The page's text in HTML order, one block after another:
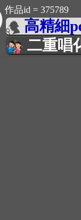
作品id = 375789
高精細
二重唱